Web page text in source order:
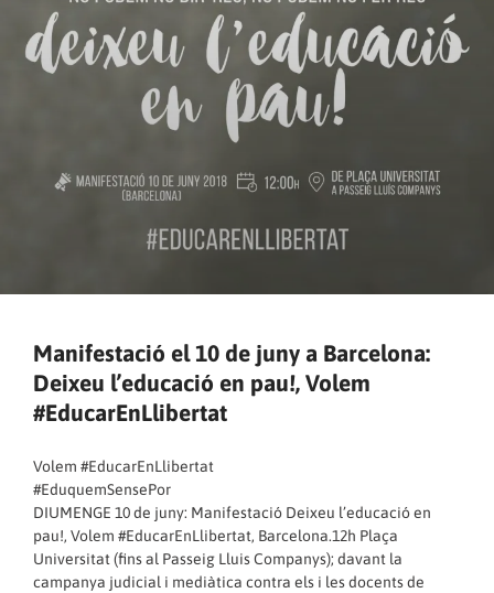
Manifestació el 10 de juny a Barcelona:
Deixeu l’educació en pau!, Volem
#EducarEnLlibertat
Volem #EducarEnLlibertat
#EduquemSensePor
DIUMENGE 10 de juny: Manifestació Deixeu l’educació en
pau!, Volem #EducarEnLlibertat, Barcelona.12h Plaça
Universitat (fins al Passeig Lluis Companys); davant la
campanya judicial i mediàtica contra els i les docents de